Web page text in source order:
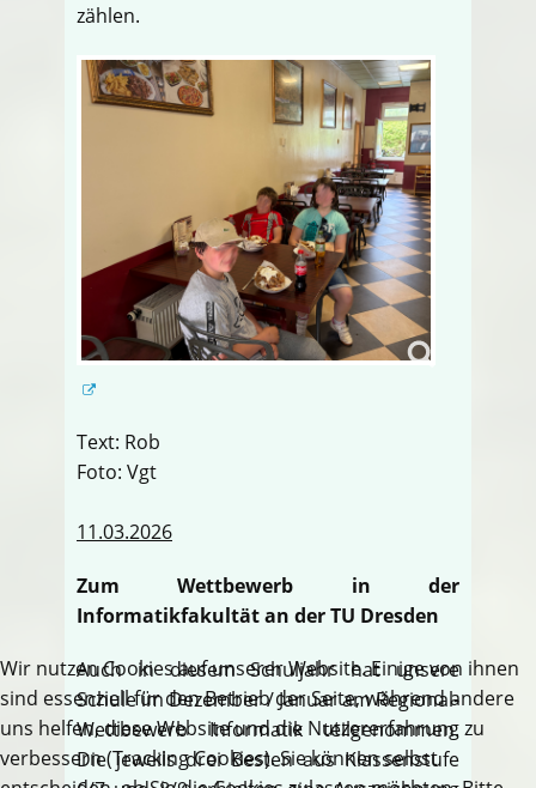
zählen.
Text: Rob
Foto: Vgt
11.03.2026
Zum Wettbewerb in der
Informatikfakultät an der TU Dresden
Auch in diesem Schuljahr hat unsere
Schule im Dezember / Januar am Regional-
Wettbewerb Informatik teilgenommen.
Die jeweils drei Besten aus Klassenstufe
Wir nutzen Cookies auf unserer Website. Einige von ihnen
sind essenziell für den Betrieb der Seite, während andere
uns helfen, diese Website und die Nutzererfahrung zu
verbessern (Tracking Cookies). Sie können selbst